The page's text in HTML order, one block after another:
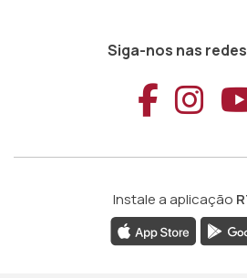
Siga-nos nas
Instale a aplicação